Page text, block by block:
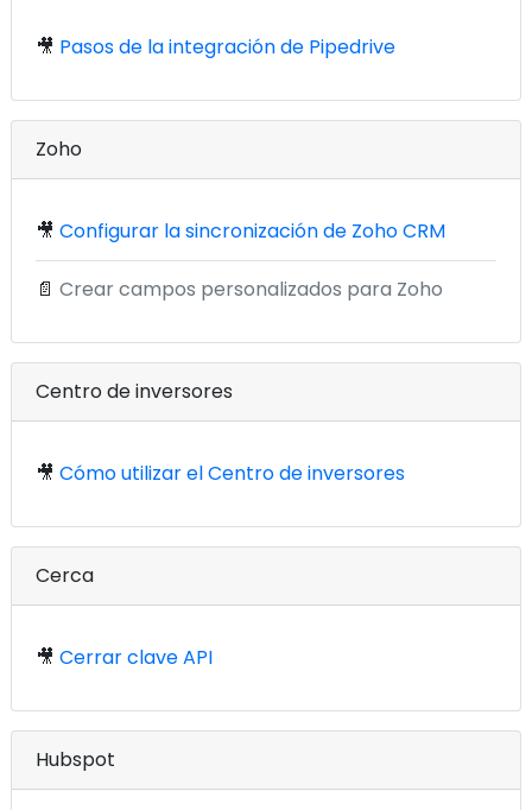
🎥 Pasos de la integración de Pipedrive
Zoho
🎥 Configurar la sincronización de Zoho CRM
📄 Crear campos personalizados para Zoho
Centro de inversores
🎥 Cómo utilizar el Centro de inversores
Cerca
🎥 Cerrar clave API
Hubspot